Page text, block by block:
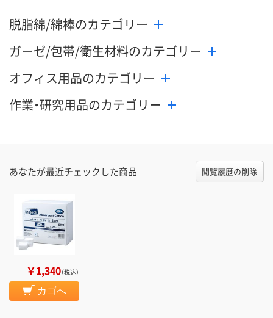
脱脂綿/綿棒のカテゴリー
ガーゼ/包帯/衛生材料のカテゴリー
オフィス用品のカテゴリー
作業・研究用品のカテゴリー
あなたが最近チェックした商品 閲覧履歴の削除
￥1,340（税込）
カゴへ